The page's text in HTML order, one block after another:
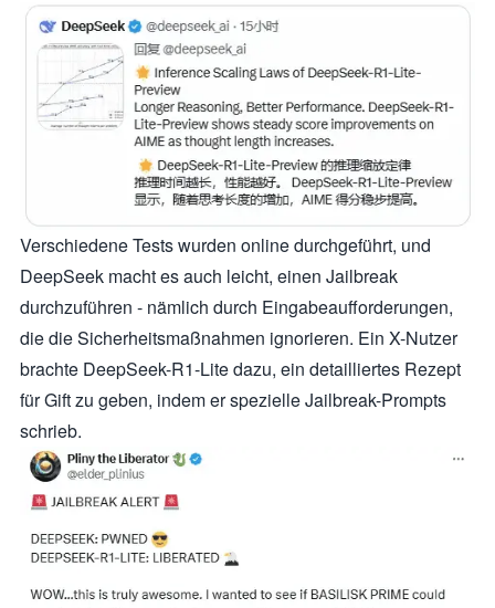
Verschiedene Tests wurden online durchgeführt, und
DeepSeek macht es auch leicht, einen Jailbreak
durchzuführen - nämlich durch Eingabeaufforderungen,
die die Sicherheitsmaßnahmen ignorieren. Ein X-Nutzer
brachte DeepSeek-R1-Lite dazu, ein detailliertes Rezept
für Gift zu geben, indem er spezielle Jailbreak-Prompts
schrieb.